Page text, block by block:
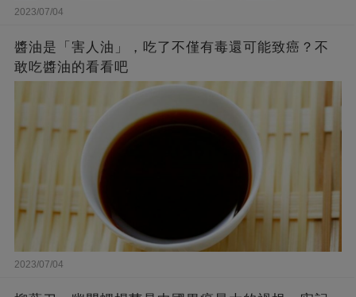
2023/07/04
醬油是「害人油」，吃了不僅有毒還可能致癌？不
敢吃醬油的看看吧
2023/07/04